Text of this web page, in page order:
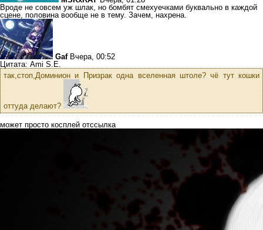
Вроде не совсем уж шлак, но бомбят смехуечками буквально в каждой
сцене, половина вообще не в тему. Зачем, нахрена.
Gaf Вчера, 00:52
Цитата: Ami S.E.
так,стоп,Доминион и Призрак одна вселенная штоле? чё тут кошки
оттуда делают?
может просто косплей отссылка